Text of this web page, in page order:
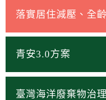
落實居住減壓、全
青安3.0方案
臺灣海洋廢棄物治